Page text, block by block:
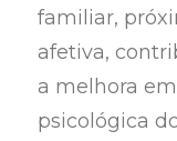
familiar,
afetiva,
a melhora
psicológica